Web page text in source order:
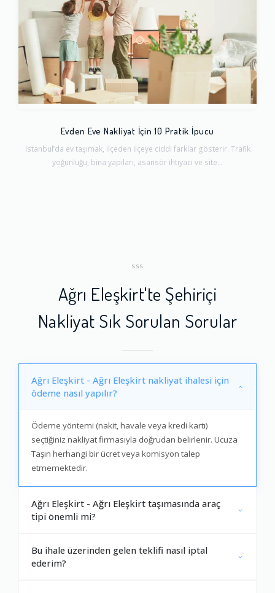
Evden Eve Nakliyat İçin 10 Pratik İpucu
İstanbul’da ev taşımak, ilçeden ilçeye ciddi farklar gösterir. Trafik
yoğunluğu, bina yapıları, asansör ihtiyacı ve site...
SSS
Ağrı Eleşkirt'te Şehiriçi
Nakliyat Sık Sorulan Sorular
Ağrı Eleşkirt - Ağrı Eleşkirt nakliyat ihalesi için
ödeme nasıl yapılır?
Ödeme yöntemi (nakit, havale veya kredi kartı)
seçtiğiniz nakliyat firmasıyla doğrudan belirlenir. Ucuza
Taşın herhangi bir ücret veya komisyon talep
etmemektedir.
Ağrı Eleşkirt - Ağrı Eleşkirt taşımasında araç
tipi önemli mi?
Bu ihale üzerinden gelen teklifi nasıl iptal
ederim?